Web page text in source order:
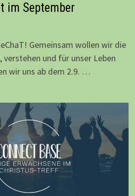
im September
Gemeinsam wollen wir die
verstehen und für unser Leben
wir uns ab dem 2.9. …